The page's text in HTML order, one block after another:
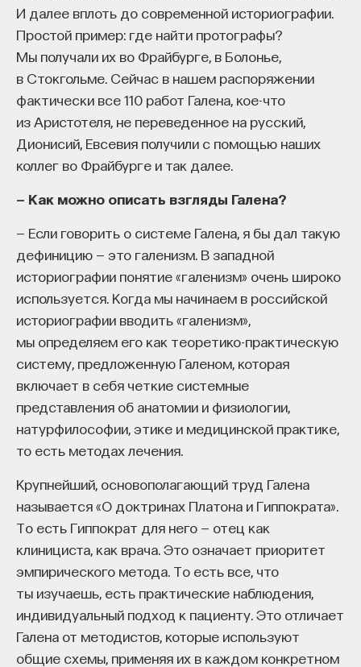
И далее вплоть до современной историографии.
Простой пример: где найти протографы?
Мы получали их во Фрайбурге, в Болонье,
в Стокгольме. Сейчас в нашем распоряжении
фактически все 110 работ Галена, кое-что
из Аристотеля, не переведенное на русский,
Дионисий, Евсевия получили с помощью наших
коллег во Фрайбурге и так далее.
— Как можно описать взгляды Галена?
— Если говорить о системе Галена, я бы дал такую
дефиницию — это галенизм. В западной
историографии понятие «галенизм» очень широко
используется. Когда мы начинаем в российской
историографии вводить «галенизм»,
мы определяем его как теоретико-практическую
систему, предложенную Галеном, которая
включает в себя четкие системные
представления об анатомии и физиологии,
натурфилософии, этике и медицинской практике,
то есть методах лечения.
Крупнейший, основополагающий труд Галена
называется «О доктринах Платона и Гиппократа».
То есть Гиппократ для него — отец как
клинициста, как врача. Это означает приоритет
эмпирического метода. То есть все, что
ты изучаешь, есть практические наблюдения,
индивидуальный подход к пациенту. Это отличает
Галена от методистов, которые используют
общие схемы, применяя их в каждом конкретном